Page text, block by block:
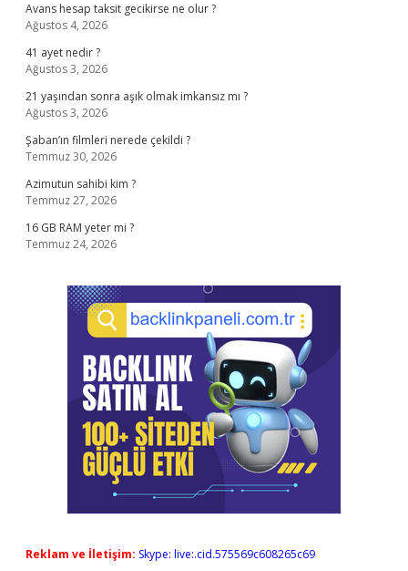
Avans hesap taksit gecikirse ne olur ?
Ağustos 4, 2026
41 ayet nedir ?
Ağustos 3, 2026
21 yaşından sonra aşık olmak imkansız mı ?
Ağustos 3, 2026
Şaban’ın filmleri nerede çekildi ?
Temmuz 30, 2026
Azimutun sahibi kim ?
Temmuz 27, 2026
16 GB RAM yeter mi ?
Temmuz 24, 2026
Reklam ve İletişim: Skype: live:.cid.575569c608265c69